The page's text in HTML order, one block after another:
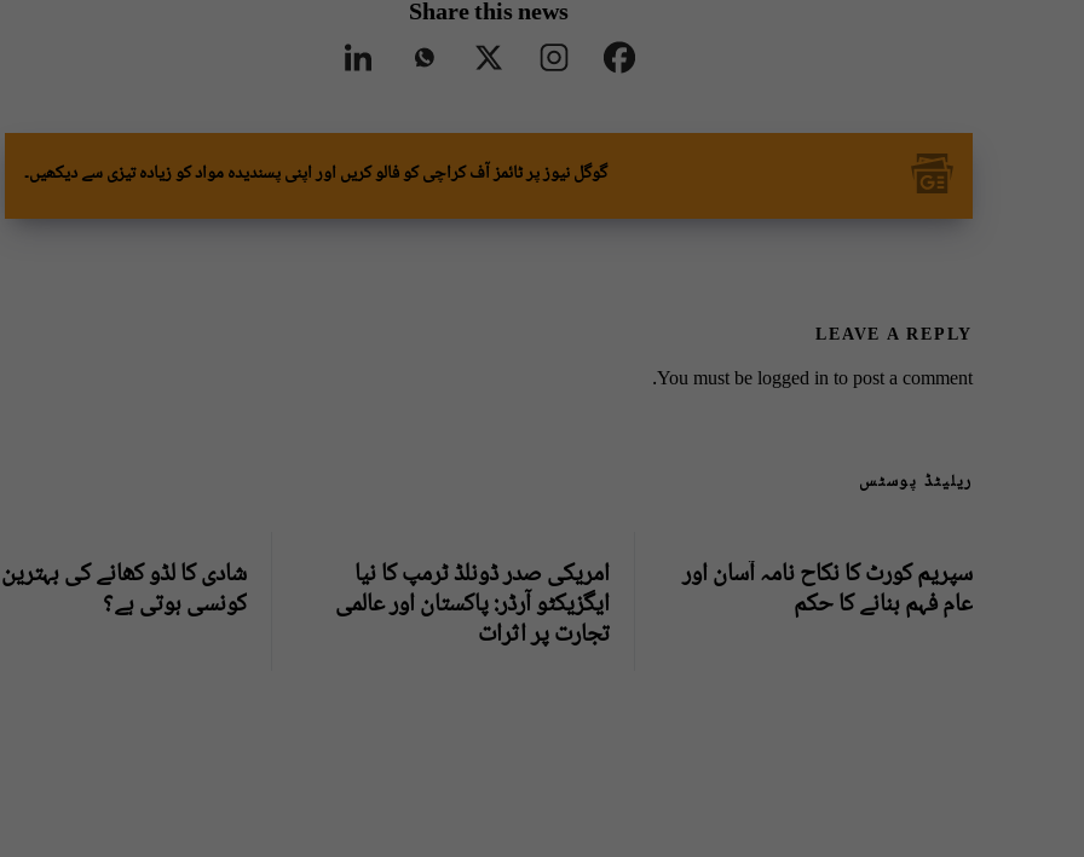
Share this news
گوگل نیوز پر ٹائمز آف کراچی کو فالو کریں اور اپنی پسندیدہ مواد کو زیادہ تیزی سے دیکھیں۔
LEAVE A REPLY
You must belogged into post a comment.
ریلیٹڈ پوسٹس
سپریم کورٹ کا نکاح نامہ آسان اور
عام فہم بنانے کا حکم
امریکی صدر ڈونلڈ ٹرمپ کا نیا
ایگزیکٹو آرڈر: پاکستان اور عالمی
تجارت پر اثرات
شادی کا لڈو کھانے کی
کونسی ہوتی ہے؟